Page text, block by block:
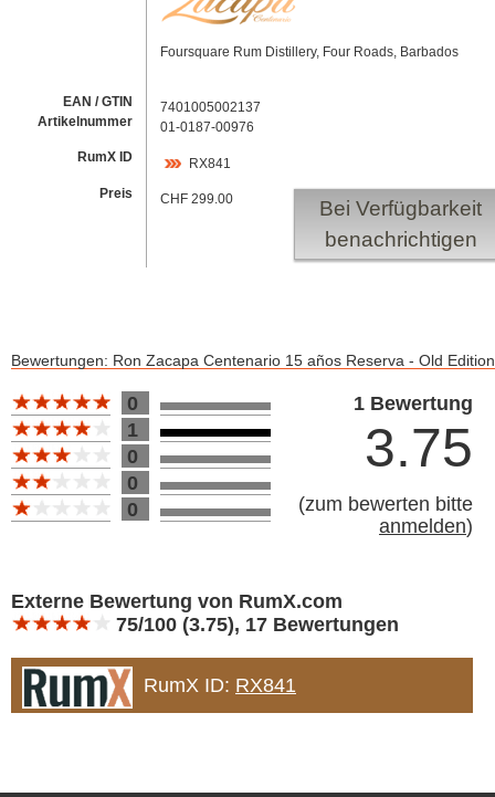
Foursquare Rum Distillery, Four Roads, Barbados
EAN / GTIN
Artikelnummer
7401005002137
01-0187-00976
RumX ID
RX841
Preis
CHF 299.00
Bei Verfügbarkeit
benachrichtigen
Bewertungen: Ron Zacapa Centenario 15 años Reserva - Old Edition
Bewertung 100
1
0
0
0
1 Bewertung
3.75
(zum bewerten bitte
anmelden)
Bewertung 10
Externe Bewertung von RumX.com
75/100 (3.75), 17 Bewertungen
RumX ID: RX841